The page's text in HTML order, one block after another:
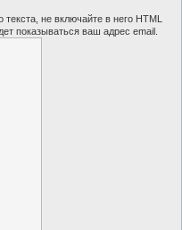
не включайте в него HTML
показываться ваш адрес email.